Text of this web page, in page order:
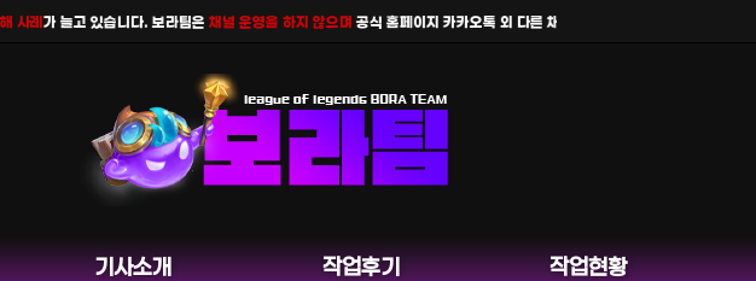
늘고 있습니다. 보라팀은채널 운영을 하지 않으며공식 홈페이지 카카오톡 외 다른 채팅은 운영하지 않습니다.
기사소개 작업후기 작업현황